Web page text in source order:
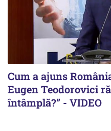
Cum a ajuns
Eugen Teodorovici
întâmplă?” - VIDEO